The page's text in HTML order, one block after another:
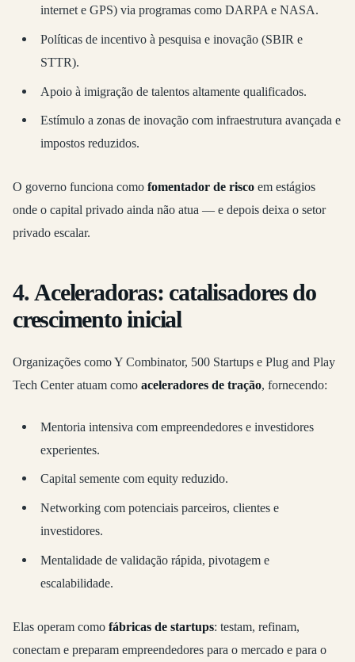
internet e GPS) via programas como DARPA e NASA.
Políticas de incentivo à pesquisa e inovação (SBIR e
STTR).
Apoio à imigração de talentos altamente qualificados.
Estímulo a zonas de inovação com infraestrutura avançada e
impostos reduzidos.
O governo funciona como fomentador de risco em estágios
onde o capital privado ainda não atua — e depois deixa o setor
privado escalar.
4.Aceleradoras: catalisadores do
crescimento inicial
Organizações como Y Combinator, 500 Startups e Plug and Play
Tech Center atuam como aceleradores de tração, fornecendo:
Mentoria intensiva com empreendedores e investidores
experientes.
Capital semente com equity reduzido.
Networking com potenciais parceiros, clientes e
investidores.
Mentalidade de validação rápida, pivotagem e
escalabilidade.
Elas operam como fábricas de startups: testam, refinam,
conectam e preparam empreendedores para o mercado e para o